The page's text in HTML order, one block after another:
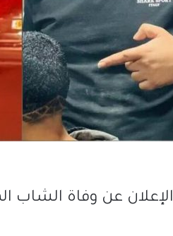
الإعلان عن وفاة الشاب